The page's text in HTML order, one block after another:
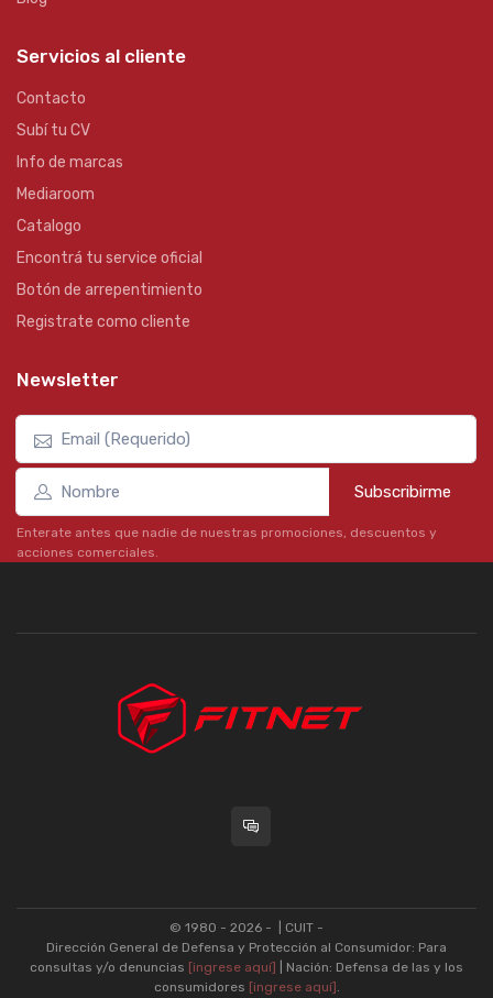
Servicios al cliente
Contacto
Subí tu CV
Info de marcas
Mediaroom
Catalogo
Encontrá tu service oficial
Botón de arrepentimiento
Registrate como cliente
Newsletter
Subscribirme
Enterate antes que nadie de nuestras promociones, descuentos y
acciones comerciales.
© 1980 - 2026 -
| CUIT -
Dirección General de Defensa y Protección al Consumidor: Para
consultas y/o denuncias [ingrese aquí]
| Nación: Defensa de las y los
consumidores [ingrese aquí] .